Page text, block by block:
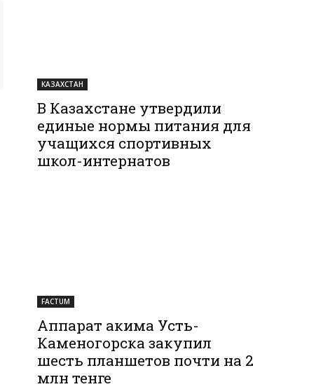
КАЗАХСТАН
В Казахстане утвердили
единые нормы питания для
учащихся спортивных
школ-интернатов
FACTUM
Аппарат акима Усть-
Каменогорска закупил
шесть планшетов почти на 2
млн тенге